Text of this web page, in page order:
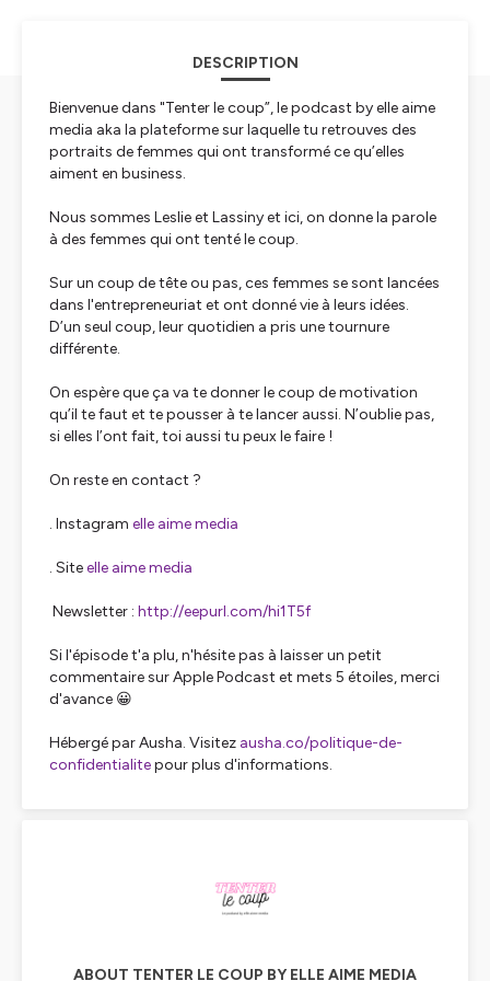
DESCRIPTION
Bienvenue dans "Tenter le coup”, le podcast by elle aime
media aka la plateforme sur laquelle tu retrouves des
portraits de femmes qui ont transformé ce qu’elles
aiment en business.
Nous sommes Leslie et Lassiny et ici, on donne la parole
à des femmes qui ont tenté le coup.
Sur un coup de tête ou pas, ces femmes se sont lancées
dans l'entrepreneuriat et ont donné vie à leurs idées.
D’un seul coup, leur quotidien a pris une tournure
différente.
On espère que ça va te donner le coup de motivation
qu’il te faut et te pousser à te lancer aussi. N’oublie pas,
si elles l’ont fait, toi aussi tu peux le faire !
On reste en contact ?
. Instagram elle aime media
. Siteelle aime media
Newsletter : http://eepurl.com/hi1T5f
Si l'épisode t'a plu, n'hésite pas à laisser un petit
commentaire sur Apple Podcast et mets 5 étoiles, merci
d'avance 😀
Hébergé par Ausha. Visitez ausha.co/politique-de-
confidentialitepour plus d'informations.
ABOUT TENTER LE COUP BY ELLE AIME MEDIA